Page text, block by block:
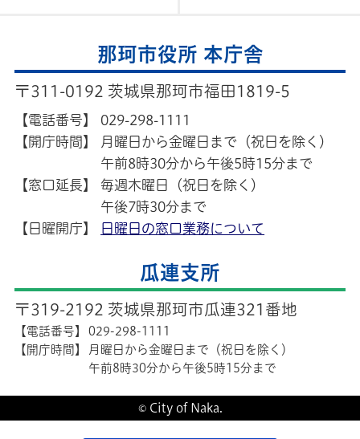
那珂市役所 本庁舎
〒311-0192 茨城県那珂市福田1819-5
【電話番号】
029-298-1111
【開庁時間】
月曜日から金曜日まで（祝日を除く）
午前8時30分から午後5時15分まで
【窓口延長】
毎週木曜日（祝日を除く）
午後7時30分まで
【日曜開庁】
日曜日の窓口業務について
瓜連支所
〒319-2192 茨城県那珂市瓜連321番地
【電話番号】
029-298-1111
【開庁時間】
月曜日から金曜日まで（祝日を除く）
午前8時30分から午後5時15分まで
© City of Naka.